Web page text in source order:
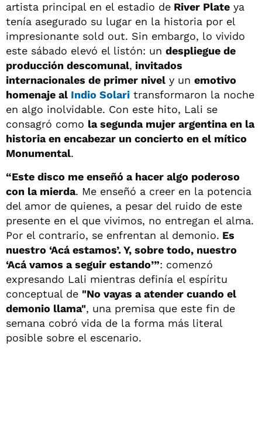
artista principal en el estadio de River Plate ya
tenía asegurado su lugar en la historia por el
impresionante sold out. Sin embargo, lo vivido
este sábado elevó el listón: un despliegue de
producción descomunal, invitados
internacionales de primer nivel y un emotivo
homenaje al Indio Solari transformaron la noche
en algo inolvidable. Con este hito, Lali se
consagró como la segunda mujer argentina en la
historia en encabezar un concierto en el mítico
Monumental.
“Este disco me enseñó a hacer algo poderoso
con la mierda. Me enseñó a creer en la potencia
del amor de quienes, a pesar del ruido de este
presente en el que vivimos, no entregan el alma.
Por el contrario, se enfrentan al demonio. Es
nuestro ‘Acá estamos’. Y, sobre todo, nuestro
‘Acá vamos a seguir estando’”: comenzó
expresando Lali mientras definía el espíritu
conceptual de "No vayas a atender cuando el
demonio llama", una premisa que este fin de
semana cobró vida de la forma más literal
posible sobre el escenario.